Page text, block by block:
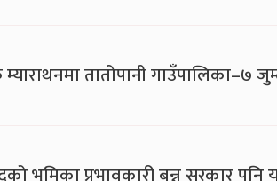
तातोपानी गाउँपालिका–७